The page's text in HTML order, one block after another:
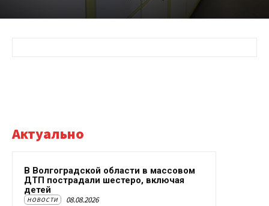
Актуально
В Волгоградской области в массовом
ДТП пострадали шестеро, включая
детей
НОВОСТИ 08.08.2026